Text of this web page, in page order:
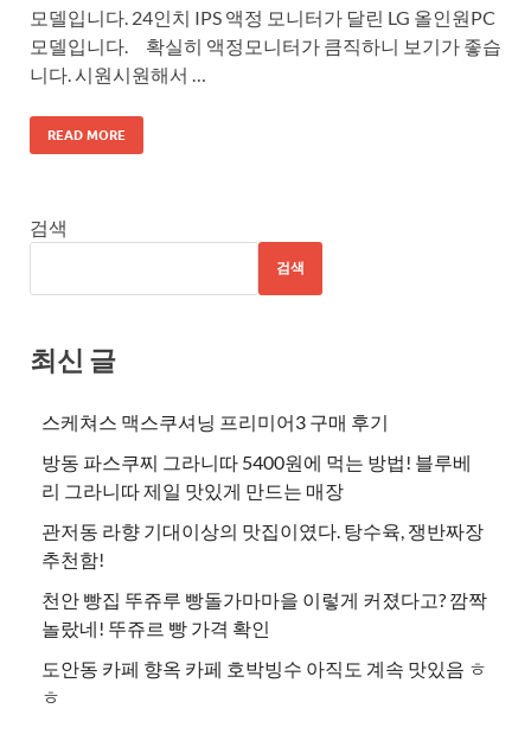
모델입니다. 24인치 IPS 액정 모니터가 달린 LG 올인원PC
모델입니다. 확실히 액정모니터가 큼직하니 보기가 좋습
니다. 시원시원해서 …
READ MORE
검색
검색
최신 글
스케쳐스 맥스쿠셔닝 프리미어3 구매 후기
방동 파스쿠찌 그라니따 5400원에 먹는 방법! 블루베
리 그라니따 제일 맛있게 만드는 매장
관저동 라향 기대이상의 맛집이였다. 탕수육, 쟁반짜장
추천함!
천안 빵집 뚜쥬루 빵돌가마마을 이렇게 커졌다고? 깜짝
놀랐네! 뚜쥬르 빵 가격 확인
도안동 카페 향옥 카페 호박빙수 아직도 계속 맛있음 ㅎ
ㅎ